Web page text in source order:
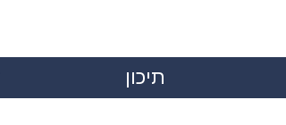
תיכון